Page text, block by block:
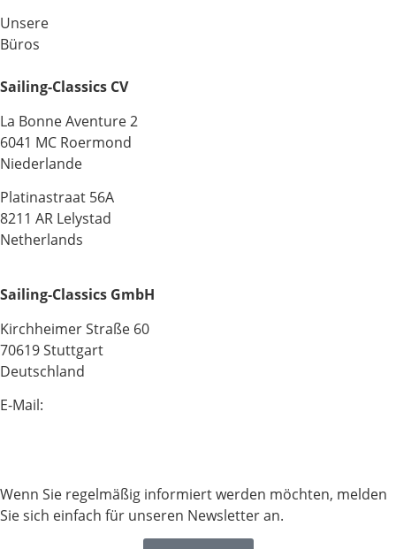
Unsere
Büros
Sailing-Classics CV
La Bonne Aventure 2
6041 MC Roermond
Niederlande
Platinastraat 56A
8211 AR Lelystad
Netherlands
Sailing-Classics GmbH
Kirchheimer Straße 60
70619 Stuttgart
Deutschland
E-Mail:
Wenn Sie regelmäßig informiert werden möchten, melden
Sie sich einfach für unseren Newsletter an.